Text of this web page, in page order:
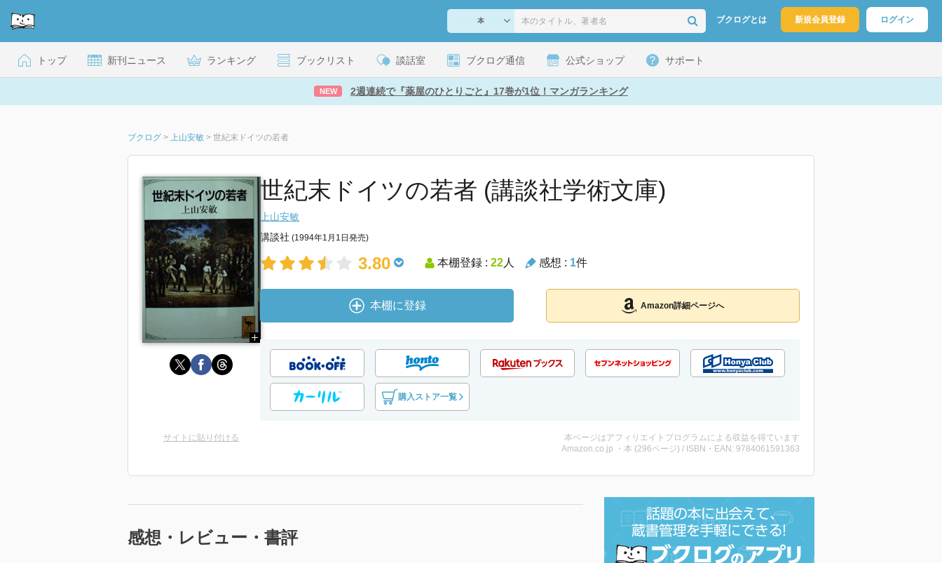
ブクログとは 新規会員登録 ログイン
トップ 新刊ニュース ランキング ブックリスト 談話室 ブクログ通信 公式ショップ サポート
NEW 2週連続で『薬屋のひとりごと』17巻が1位！マンガランキング
ブクログ > 上山安敏 > 世紀末ドイツの若者
世紀末ドイツの若者 (講談社学術文庫)
上山安敏
講談社 (1994年1月1日発売)
3.80 本棚登録 : 22人 感想 : 1件
本棚に登録 Amazon詳細ページへ
購入ストア一覧
サイトに貼り付ける
本ページはアフィリエイトプログラムによる収益を得ています
Amazon.co.jp ・本 (296ページ) / ISBN・EAN: 9784061591363
感想・レビュー・書評